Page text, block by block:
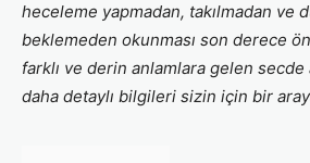
heceleme yapmadan, takılmadan ve
beklemeden okunması son derece
farklı ve derin anlamlara gelen secde
daha detaylı bilgileri sizin için bir